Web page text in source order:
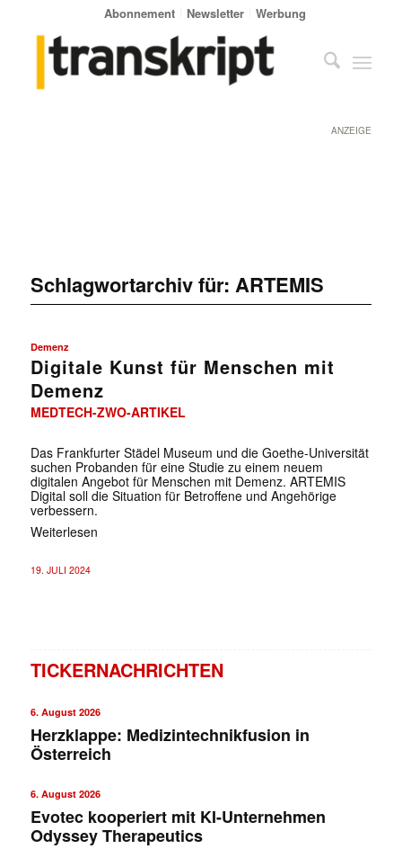
Abonnement Newsletter Werbung
ANZEIGE
Schlagwortarchiv für: ARTEMIS
Demenz
Digitale Kunst für Menschen mit
Demenz
MEDTECH-ZWO-ARTIKEL
Das Frankfurter Städel Museum und die Goethe-Universität
suchen Probanden für eine Studie zu einem neuem
digitalen Angebot für Menschen mit Demenz. ARTEMIS
Digital soll die Situation für Betroffene und Angehörige
verbessern.
Weiterlesen
19. JULI 2024
TICKERNACHRICHTEN
6. August 2026
Herzklappe: Medizintechnikfusion in
Österreich
6. August 2026
Evotec kooperiert mit KI-Unternehmen
Odyssey Therapeutics